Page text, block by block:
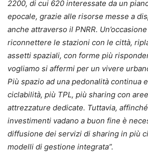
2200, di cui 620 interessate da un
epocale, grazie alle risorse messe a
anche attraverso il PNRR.
riconnettere le stazioni con le città,
assetti spaziali, con forme più
vogliamo si affermi per un vivere
Più spazio ad una pedonalità continua
ciclabilità, più TPL, più sharing con
attrezzature dedicate. Tuttavia,
investimenti vadano a buon fine è
diffusione dei servizi di sharing in più
modelli di gestione integrata”.